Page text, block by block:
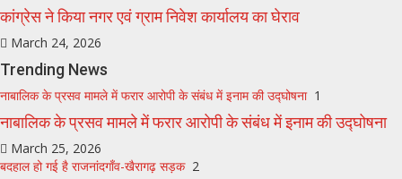
कांग्रेस ने किया नगर एवं ग्राम निवेश कार्यालय का घेराव
March 24, 2026
Trending News
नाबालिक के प्रसव मामले में फरार आरोपी के संबंध में इनाम की उद्घोषना 1
नाबालिक के प्रसव मामले में फरार आरोपी के संबंध में इनाम की उद्घोषना
March 25, 2026
बदहाल हो गई है राजनांदगाँव-खैरागढ़ सड़क 2